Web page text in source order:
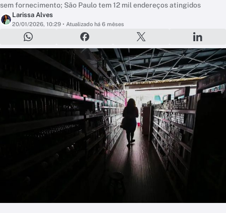
sem fornecimento; São Paulo tem 12 mil endereços atingidos
Larissa Alves
20/01/2026, 10:29 • Atualizado há 6 mêses